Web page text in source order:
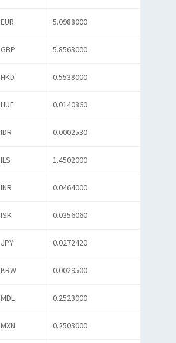
EUR 5.0988000
GBP 5.8563000
HKD 0.5538000
HUF 0.0140860
IDR 0.0002530
ILS 1.4502000
INR 0.0464000
ISK 0.0356060
JPY 0.0272420
KRW 0.0029500
MDL 0.2523000
MXN 0.2503000